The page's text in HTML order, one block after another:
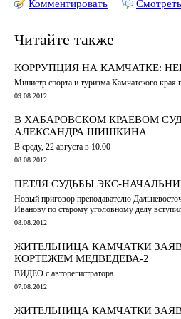
Комментировать
Читайте также
КОРРУПЦИЯ НА КАМЧАТКЕ:
Министр спорта и туризма Камчатского края
09.08.2012
В ХАБАРОВСКОМ КРАЕВОМ
АЛЕКСАНДРА ШИШКИНА
В среду, 22 августа в 10.00
08.08.2012
ПЕТЛЯ СУДЬБЫ ЭКС-
Новый приговор преподавателю
Иванову по старому уголовному делу
08.08.2012
ЖИТЕЛЬНИЦА КАМЧАТКИ
КОРТЕЖЕМ МЕДВЕДЕВА-2
ВИДЕО с авторегистратора
07.08.2012
ЖИТЕЛЬНИЦА КАМЧАТКИ